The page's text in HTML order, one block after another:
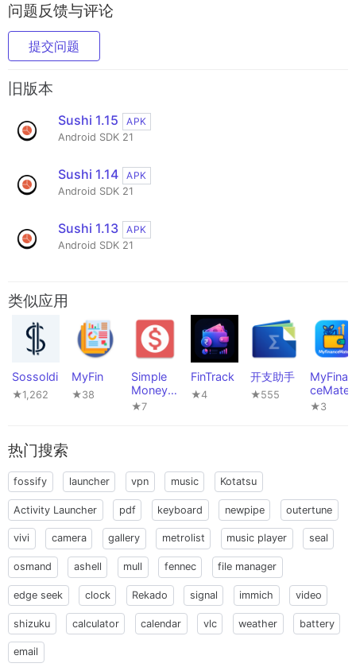
问题反馈与评论
提交问题
旧版本
Sushi 1.15
APK
Android SDK 21
Sushi 1.14
APK
Android SDK 21
Sushi 1.13
APK
Android SDK 21
类似应用
Sossoldi
★1,262
MyFin
★38
Simple
Money
Tracker
★7
FinTrack
★4
开支助手
★555
MyFinan
ceMate
★3
热门搜索
fossify launcher vpn music Kotatsu
Activity Launcher pdf keyboard newpipe outertune
vivi camera gallery metrolist music player seal
osmand ashell mull fennec file manager
edge seek clock Rekado signal immich video
shizuku calculator calendar vlc weather battery
email